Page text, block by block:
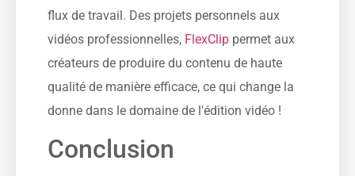
flux de travail. Des projets personnels aux
vidéos professionnelles, FlexClip permet aux
créateurs de produire du contenu de haute
qualité de manière efficace, ce qui change la
donne dans le domaine de l'édition vidéo !
Conclusion